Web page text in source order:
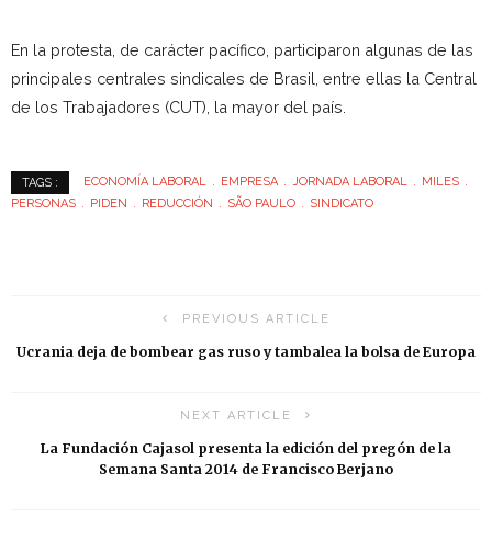
En la protesta, de carácter pacífico, participaron algunas de las
principales centrales sindicales de Brasil, entre ellas la Central
de los Trabajadores (CUT), la mayor del país.
TAGS : ECONOMÍA LABORAL EMPRESA JORNADA LABORAL
MILES
PERSONAS
PIDEN REDUCCIÓN SÃO PAULO SINDICATO
PREVIOUS ARTICLE
Ucrania deja de bombear gas ruso y tambalea la bolsa de Europa
NEXT ARTICLE
La Fundación Cajasol presenta la edición del pregón de la
Semana Santa 2014 de Francisco Berjano